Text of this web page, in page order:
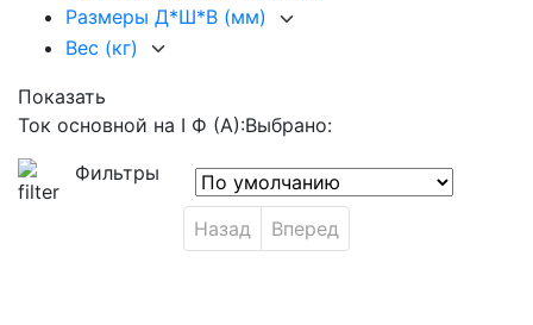
Размеры Д*Ш*В (мм)
Вес (кг)
Показать
Ток основной на I Ф (А):Выбрано:
Фильтры
Назад Вперед